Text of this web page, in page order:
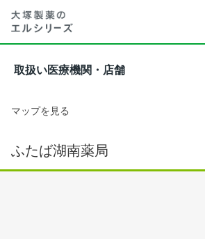
取扱い医療機関・店舗
マップを見る
ふたば湖南薬局